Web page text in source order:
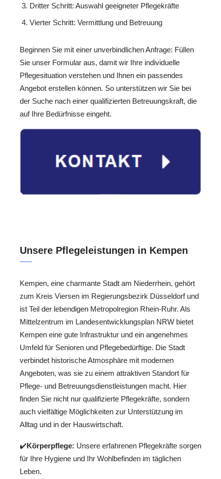
Dritter Schritt: Auswahl geeigneter Pflegekräfte
Vierter Schritt: Vermittlung und Betreuung
Beginnen Sie mit einer unverbindlichen Anfrage: Füllen
Sie unser Formular aus, damit wir Ihre individuelle
Pflegesituation verstehen und Ihnen ein passendes
Angebot erstellen können. So unterstützen wir Sie bei
der Suche nach einer qualifizierten Betreuungskraft, die
auf Ihre Bedürfnisse eingeht.
Unsere Pflegeleistungen in Kempen
Kempen, eine charmante Stadt am Niederrhein, gehört
zum Kreis Viersen im Regierungsbezirk Düsseldorf und
ist Teil der lebendigen Metropolregion Rhein-Ruhr. Als
Mittelzentrum im Landesentwicklungsplan NRW bietet
Kempen eine gute Infrastruktur und ein angenehmes
Umfeld für Senioren und Pflegebedürftige. Die Stadt
verbindet historische Atmosphäre mit modernen
Angeboten, was sie zu einem attraktiven Standort für
Pflege- und Betreuungsdienstleistungen macht. Hier
finden Sie nicht nur qualifizierte Pflegekräfte, sondern
auch vielfältige Möglichkeiten zur Unterstützung im
Alltag und in der Hauswirtschaft.
✔️Körperpflege: Unsere erfahrenen Pflegekräfte sorgen
für Ihre Hygiene und Ihr Wohlbefinden im täglichen
Leben.